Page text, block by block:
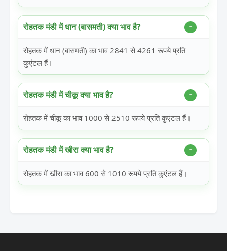
रोहतक मंडी में धान (बासमती) क्या भाव है?
रोहतक में धान (बासमती) का भाव 2841 से 4261 रूपये प्रति
कुएंटल हैं।
रोहतक मंडी में चीकू क्या भाव है?
रोहतक में चीकू का भाव 1000 से 2510 रूपये प्रति कुएंटल हैं।
रोहतक मंडी में खीरा क्या भाव है?
रोहतक में खीरा का भाव 600 से 1010 रूपये प्रति कुएंटल हैं।